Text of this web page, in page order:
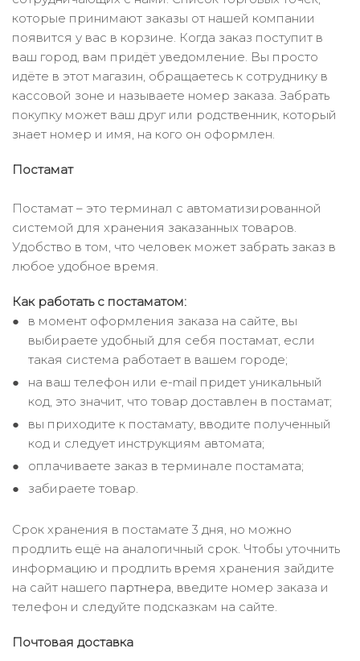
которые принимают заказы от нашей компании
появится у вас в корзине. Когда заказ поступит в
ваш город, вам придёт уведомление. Вы просто
идёте в этот магазин, обращаетесь к сотруднику в
кассовой зоне и называете номер заказа. Забрать
покупку может ваш друг или родственник, который
знает номер и имя, на кого он оформлен.
Постамат
Постамат – это терминал с автоматизированной
системой для хранения заказанных товаров.
Удобство в том, что человек может забрать заказ в
любое удобное время.
Как работать с постаматом:
в момент оформления заказа на сайте, вы
выбираете удобный для себя постамат, если
такая система работает в вашем городе;
на ваш телефон или e-mail придет уникальный
код, это значит, что товар доставлен в постамат;
вы приходите к постамату, вводите полученный
код и следует инструкциям автомата;
оплачиваете заказ в терминале постамата;
забираете товар.
Срок хранения в постамате 3 дня, но можно
продлить ещё на аналогичный срок. Чтобы уточнить
информацию и продлить время хранения зайдите
на сайт нашего партнера, введите номер заказа и
телефон и следуйте подсказкам на сайте.
Почтовая доставка